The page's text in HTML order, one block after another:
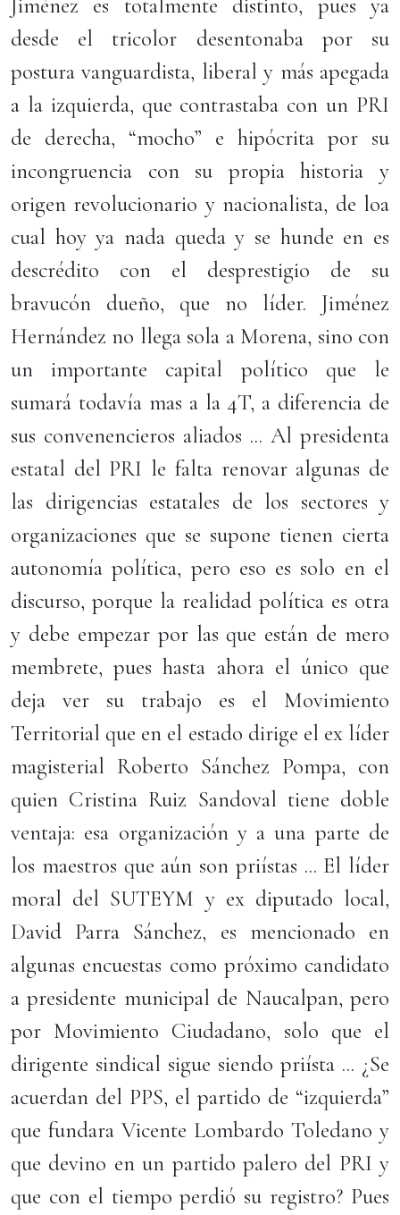
Jiménez es totalmente distinto, pues ya
desde el tricolor desentonaba por su
postura vanguardista, liberal y más apegada
a la izquierda, que contrastaba con un PRI
de derecha, “mocho” e hipócrita por su
incongruencia con su propia historia y
origen revolucionario y nacionalista, de loa
cual hoy ya nada queda y se hunde en es
descrédito con el desprestigio de su
bravucón dueño, que no líder. Jiménez
Hernández no llega sola a Morena, sino con
un importante capital político que le
sumará todavía mas a la 4T, a diferencia de
sus convenencieros aliados ... Al presidenta
estatal del PRI le falta renovar algunas de
las dirigencias estatales de los sectores y
organizaciones que se supone tienen cierta
autonomía política, pero eso es solo en el
discurso, porque la realidad política es otra
y debe empezar por las que están de mero
membrete, pues hasta ahora el único que
deja ver su trabajo es el Movimiento
Territorial que en el estado dirige el ex líder
magisterial Roberto Sánchez Pompa, con
quien Cristina Ruiz Sandoval tiene doble
ventaja: esa organización y a una parte de
los maestros que aún son priístas ... El líder
moral del SUTEYM y ex diputado local,
David Parra Sánchez, es mencionado en
algunas encuestas como próximo candidato
a presidente municipal de Naucalpan, pero
por Movimiento Ciudadano, solo que el
dirigente sindical sigue siendo priísta ... ¿Se
acuerdan del PPS, el partido de “izquierda”
que fundara Vicente Lombardo Toledano y
que devino en un partido palero del PRI y
que con el tiempo perdió su registro? Pues